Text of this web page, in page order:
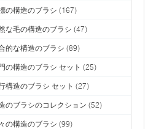
の構造のブラシ (167)
な毛の構造のブラシ (47)
的な構造のブラシ (89)
の構造のブラシ セット (25)
構造のブラシ セット (27)
のブラシのコレクション (52)
の構造のブラシ (99)